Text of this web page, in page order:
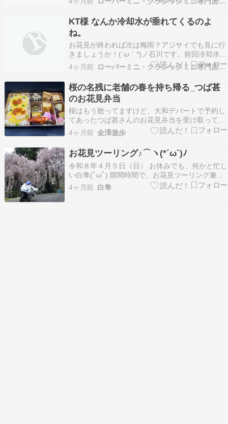
からね～♪」あっという間にオイル交換ですね＾
＾では早速点検開始。綺麗なエンジン素敵です＾
＾オイル量ok。ガソリン臭は少なめです。ブレー
キ・…
KT様 なんか冷却水が垂れてくるのよ
ね。
お花見が終われば次は梅雨？アジサイでも見に行
きましょうか！(´ω｀*)ノ石川です。前回冷却水漏
れでレッカー搬入だったKT様。「なんか冷却水が
たれてくるのよねー」全然ピースな内容ではない
です。まずは灯火チェック。電動ファンは元気に
回っています。どこから漏れているんでしょう？
「ここ。…
4ヶ月前 ローバーミニ・クラシックミニ専門店キャメルオート
桜の名残に老舗の春を持ち帰る_つば甚
のお花見弁当
桜はもう散ってますけど、大和デパートで予約し
てあったつば甚さんのお花見弁当を受け取って来
ました。 去年は銭屋さんのお花見弁当を予約した
のですが、今年は既に売り切れでした。 つば甚さ
んのお弁当も美味しいですが、品数やボリューム
を考えると銭屋さんのお弁当は寧ろコスパが良い
のかもしれ…
4ヶ月前 金澤遊歩
お花見ツーリング♪⌒ヽ(*´ω`)ﾉ
令和８年４月５日（日） お休みでも、何かと忙し
い白隼(ﾟωﾟ) 隙間時間で、お花見ツーリング兼白
隼号機能維持ツーリングへ行ってきましたよ
♪⌒ヽ(*´ω`)ﾉ桜(ﾟ∀ﾟ≡菜花(ﾟ∀ﾟ≡ﾟ∀ﾟ)春≡ﾟ∀ﾟ)超ｽ
4ヶ月前 白隼